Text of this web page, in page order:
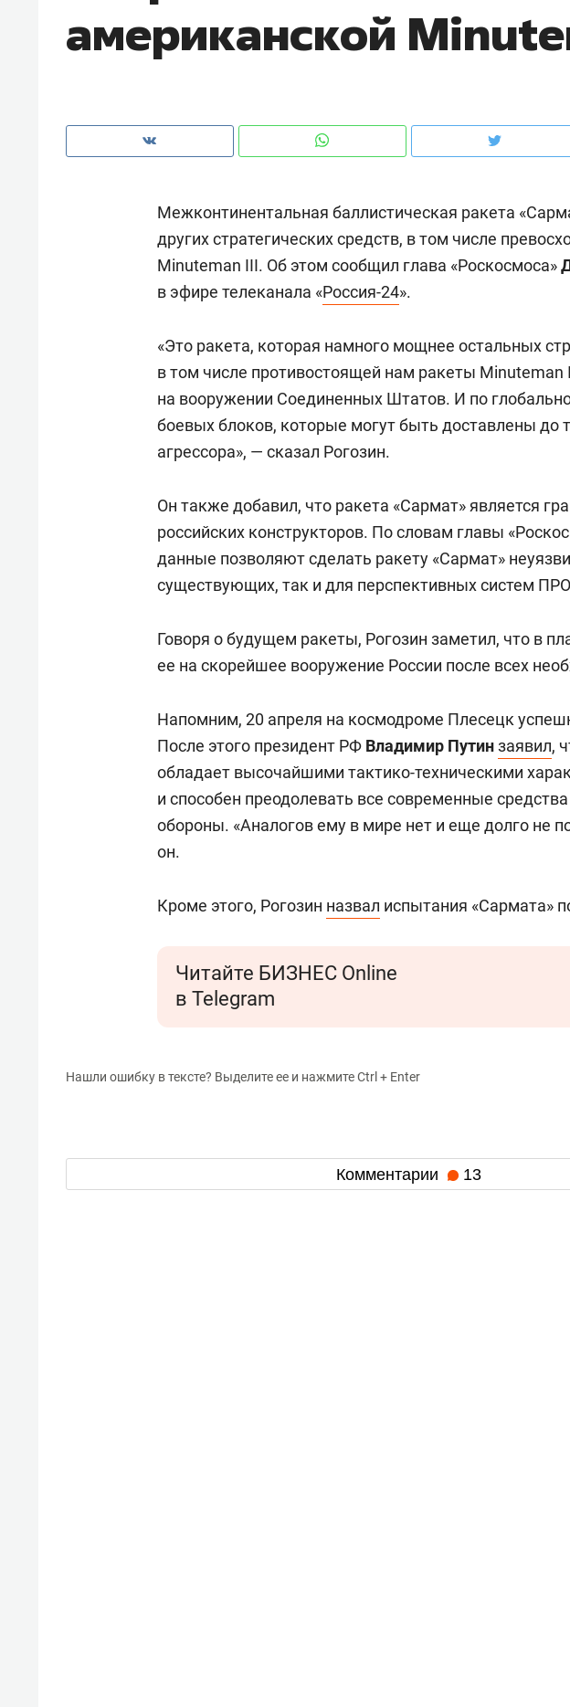
американской
Межконтинентальная баллистическая ракета
других стратегических средств, в том числе
Minuteman III. Об этом сообщил глава «Роскосмоса»
в эфире телеканала «Россия-24».
«Это ракета, которая намного мощнее остальных
в том числе противостоящей нам ракеты Minuteman
на вооружении Соединенных Штатов. И по
боевых блоков, которые могут быть доставлены до
агрессора», — сказал Рогозин.
Он также добавил, что ракета «Сармат» является
российских конструкторов. По словам главы
данные позволяют сделать ракету «Сармат»
существующих, так и для перспективных систем
Говоря о будущем ракеты, Рогозин заметил, что в
ее на скорейшее вооружение России после всех
Напомним, 20 апреля на космодроме Плесецк
После этого президент РФ Владимир Путинзаявил,
обладает высочайшими тактико-техническими
и способен преодолевать все современные
обороны. «Аналогов ему в мире нет и еще долго не
он.
Кроме этого, Рогозин назвал испытания «Сармата»
Читайте БИЗНЕС Online
в Telegram
Нашли ошибку в тексте? Выделите ее и нажмите Ctrl + Enter
Комментарии 13
рынки, почему надо знать аксакалов и
чем интересен Оман?
о трехкратном росте
клиентах и чудных
Как ГК «МИР ГРУПП» и ВТБ
создают оазис жилого
комфорта под Казанью
150 камер до квартиры и
ID вместо ключа: какой
безопасность в ЖК «Нова»